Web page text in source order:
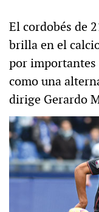
El cordobés de
brilla en el
por importantes
como una
dirige Gerardo